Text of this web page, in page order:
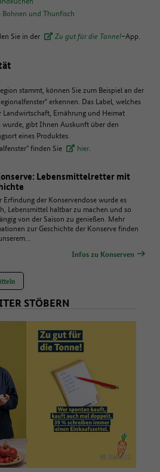
Bohnen und Thunfisch
Sie in der
Zu gut für die Tonne!–App.
stammt, können Sie zum Beispiel an der
erkennen. Das Label, welches
Ernährung und Heimat
wurde, gibt Ihnen Auskunft über den
eines Produktes.
finden Sie
hier.
Lebensmittelretter mit
Erfindung der Konservendose wurde es
Lebensmittel haltbar zu machen und so
von der Saison zu genießen. Mehr
zur Geschichte der Konserve finden
Infos zu Konserven
STÖBERN
© BMLEH